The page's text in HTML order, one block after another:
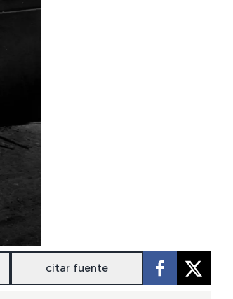
citar fuente